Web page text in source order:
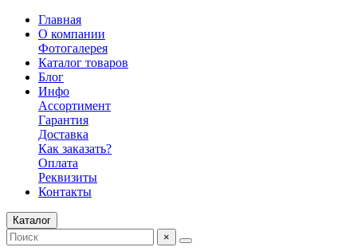
Главная
О компании
Фотогалерея
Каталог товаров
Блог
Инфо
Ассортимент
Гарантия
Доставка
Как заказать?
Оплата
Реквизиты
Контакты
Каталог
×